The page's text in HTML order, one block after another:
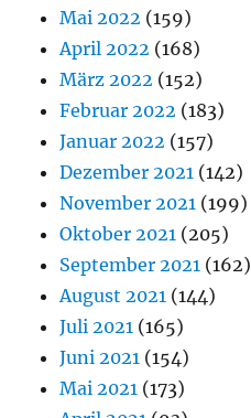
Mai 2022 (159)
April 2022 (168)
März 2022 (152)
Februar 2022 (183)
Januar 2022 (157)
Dezember 2021 (142)
November 2021 (199)
Oktober 2021 (205)
September 2021 (162)
August 2021 (144)
Juli 2021 (165)
Juni 2021 (154)
Mai 2021 (173)